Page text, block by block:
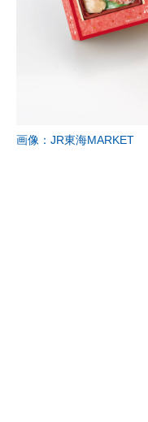
画像：JR東海MARKET